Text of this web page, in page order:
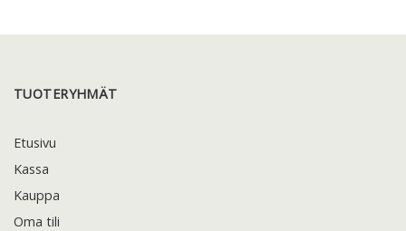
TUOTERYHMÄT
Etusivu
Kassa
Kauppa
Oma tili